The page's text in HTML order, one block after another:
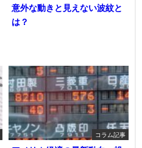
意外な動きと見えない波紋と
は？
コラム記事